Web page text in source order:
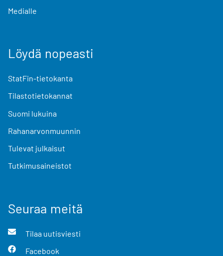
Medialle
Löydä nopeasti
StatFin-tietokanta
Tilastotietokannat
Suomi lukuina
Rahanarvonmuunnin
Tulevat julkaisut
Tutkimusaineistot
Seuraa meitä
Tilaa uutisviesti
Facebook